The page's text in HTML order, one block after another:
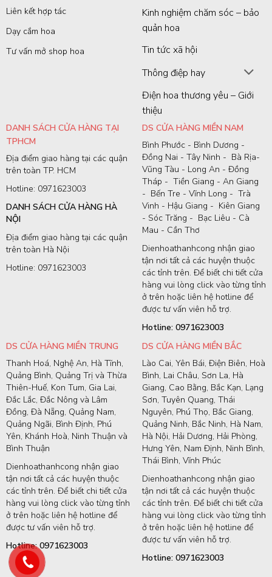
Liên kết hợp tác
Dạy cắm hoa
Tư vấn mở shop hoa
Kinh nghiệm chăm sóc – bảo
quản hoa
Tin tức xã hội
Thông điệp hay
Điện hoa thương yêu – Giới
thiệu
DANH SÁCH CỬA HÀNG TẠI
TPHCM
Địa điểm giao hàng tại các quận
trên toàn TP. HCM
Hotline: 0971623003
DANH SÁCH CỬA HÀNG HÀ
NỘI
Địa điểm giao hàng tại các quận
trên toàn Hà Nội
Hotline: 0971623003
DS CỬA HÀNG MIỀN NAM
Bình Phước - Bình Dương -
Đồng Nai - Tây Ninh - Bà Rịa-
Vũng Tàu - Long An - Đồng
Tháp - Tiền Giang - An Giang
- Bến Tre - Vĩnh Long - Trà
Vinh - Hậu Giang - Kiên Giang
- Sóc Trăng - Bạc Liêu - Cà
Mau - Cần Thơ
Dienhoathanhcong nhận giao
tận nơi tất cả các huyện thuộc
các tỉnh trên. Để biết chi tiết cửa
hàng vui lòng click vào từng tỉnh
ở trên hoặc liên hệ hotline để
được tư vấn viên hỗ trợ.
Hotline: 0971623003
DS CỬA HÀNG MIỀN TRUNG
Thanh Hoá, Nghệ An, Hà Tĩnh,
Quảng Bình, Quảng Trị và Thừa
Thiên-Huế, Kon Tum, Gia Lai,
Đắc Lắc, Đắc Nông và Lâm
Đồng, Đà Nẵng, Quảng Nam,
Quảng Ngãi, Bình Định, Phú
Yên, Khánh Hoà, Ninh Thuận và
Bình Thuận
Dienhoathanhcong nhận giao
tận nơi tất cả các huyện thuộc
các tỉnh trên. Để biết chi tiết cửa
hàng vui lòng click vào từng tỉnh
ở trên hoặc liên hệ hotline để
được tư vấn viên hỗ trợ.
Hotline: 0971623003
DS CỬA HÀNG MIỀN BẮC
Lào Cai, Yên Bái, Điện Biên, Hoà
Bình, Lai Châu, Sơn La, Hà
Giang, Cao Bằng, Bắc Kạn, Lạng
Sơn, Tuyên Quang, Thái
Nguyên, Phú Thọ, Bắc Giang,
Quảng Ninh, Bắc Ninh, Hà Nam,
Hà Nội, Hải Dương, Hải Phòng,
Hưng Yên, Nam Định, Ninh Bình,
Thái Bình, Vĩnh Phúc
Dienhoathanhcong nhận giao
tận nơi tất cả các huyện thuộc
các tỉnh trên. Để biết chi tiết cửa
hàng vui lòng click vào từng tỉnh
ở trên hoặc liên hệ hotline để
được tư vấn viên hỗ trợ.
Hotline: 0971623003